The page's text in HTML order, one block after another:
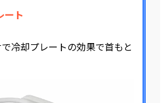
ート
冷却プレートの効果で首もと